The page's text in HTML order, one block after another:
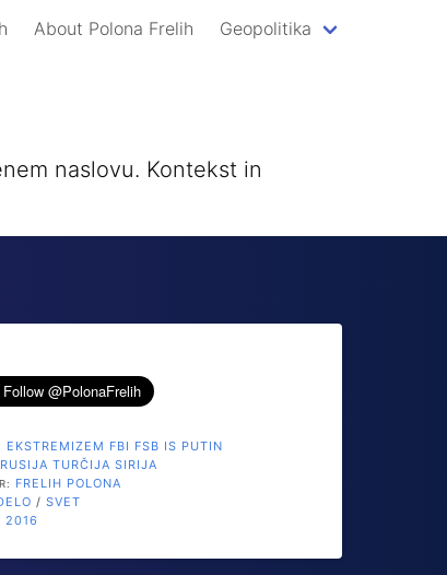
About Polona Frelih Geopolitika
naslovu. Kontekst in
EKSTREMIZEM FBI FSB IS PUTIN
RUSIJA TURČIJA SIRIJA
FRELIH POLONA
/ SVET
2016